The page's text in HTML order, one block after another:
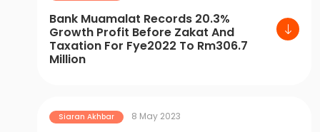
Bank Muamalat Records 20.3%
Growth Profit Before Zakat And
Taxation For Fye2022 To Rm306.7
Million
Siaran Akhbar 8 May 2023